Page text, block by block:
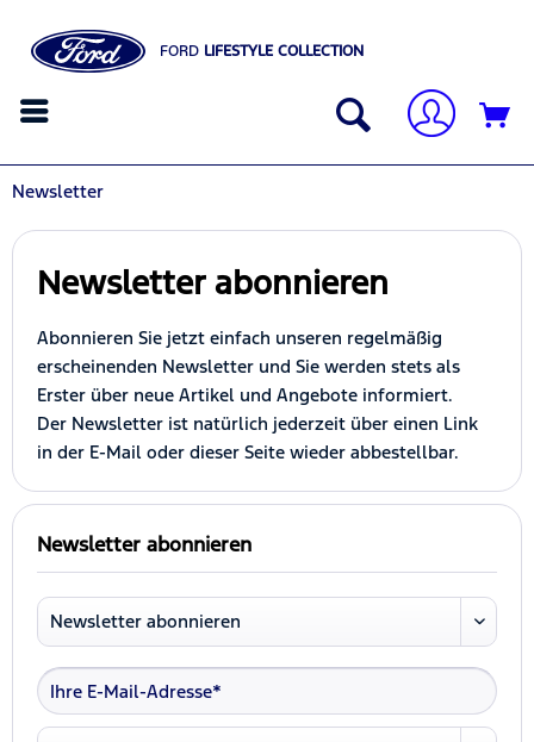
FORD LIFESTYLE COLLECTION
Newsletter
Newsletter abonnieren
Abonnieren Sie jetzt einfach unseren regelmäßig
erscheinenden Newsletter und Sie werden stets als
Erster über neue Artikel und Angebote informiert.
Der Newsletter ist natürlich jederzeit über einen Link
in der E-Mail oder dieser Seite wieder abbestellbar.
Newsletter abonnieren